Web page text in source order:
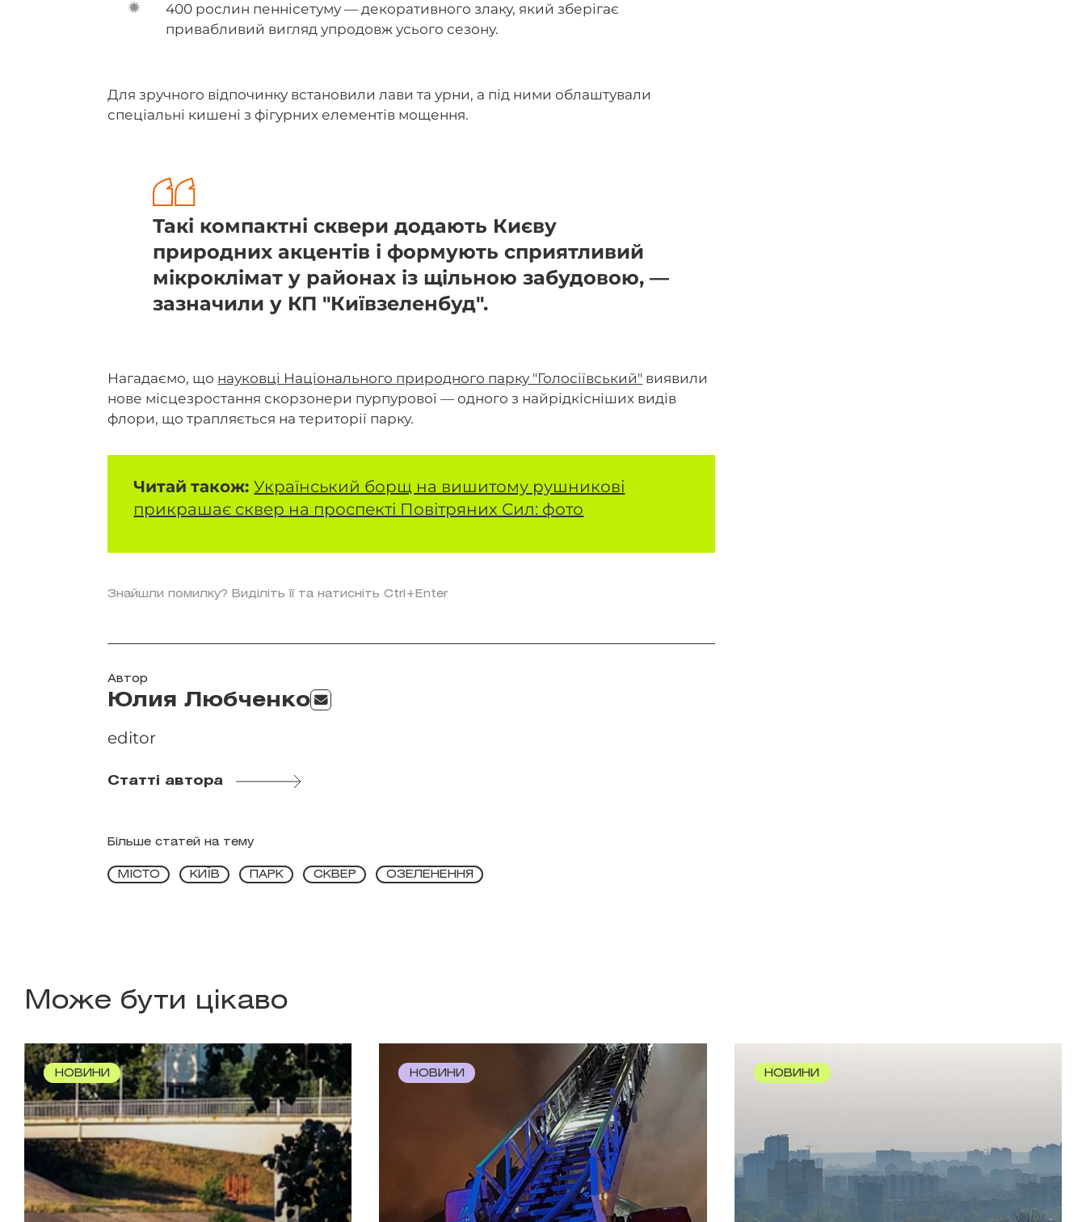
400 рослин пеннісетуму — декоративного злаку, який зберігає
привабливий вигляд упродовж усього сезону.
Для зручного відпочинку встановили лави та урни, а під ними облаштували
спеціальні кишені з фігурних елементів мощення.
Такі компактні сквери додають Києву
природних акцентів і формують сприятливий
мікроклімат у районах із щільною забудовою, —
зазначили у КП "Київзеленбуд".
Нагадаємо, що науковці Національного природного парку "Голосіївський" виявили
нове місцезростання скорзонери пурпурової — одного з найрідкісніших видів
флори, що трапляється на території парку.
Читай також:Український борщ на вишитому рушникові
прикрашає сквер на проспекті Повітряних Сил: фото
Знайшли помилку? Виділіть її та натисніть Ctrl+Enter
Автор
Юлия Любченко
editor
Статті автора
Більше статей на тему
МІСТО КИЇВ ПАРК СКВЕР ОЗЕЛЕНЕННЯ
Може бути цікаво
НОВИНИ НОВИНИ НОВИНИ